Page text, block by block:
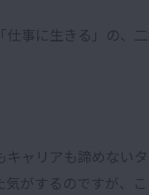
仕事に生きる」の、
キャリアも諦めない
気がするのですが、